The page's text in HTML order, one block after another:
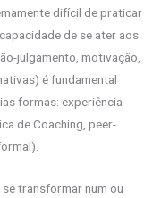
difícil de praticar
de se ater aos
julgamento, motivação,
é fundamental
formas: experiência
de Coaching, peer-
transformar num ou